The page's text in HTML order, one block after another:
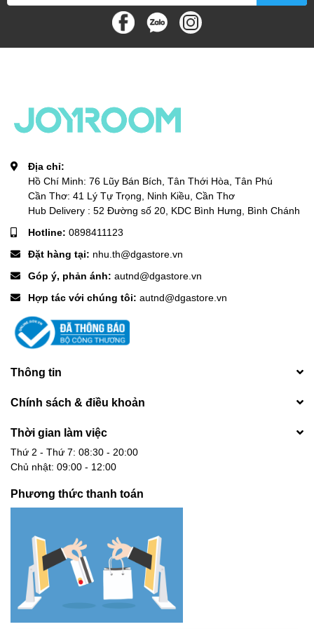
Thời gian sạc: khoảng 2h
Thời gian chờ (kết nối): khoảng 30 ngày
Đầu vào sạc: 5V ⎓500mA
Chất liệu dây đeo: silicone tặng kèm dây kim loại
Kích thước cổ tay áp dụng:47.5*11.3mm
Chất liệu thân máy: vỏ trên: hợp kim kẽm; vỏ cơ sở: PC + ABS
Trọng lượng: khoảng 63g
Sản xuất tại Trung Quốc
3. HÌNH ẢNH SẢN PHẨM
Địa chỉ:
Hồ Chí Minh: 76 Lũy Bán Bích, Tân Thới Hòa, Tân Phú
Cần Thơ: 41 Lý Tự Trọng, Ninh Kiều, Cần Thơ
Hub Delivery : 52 Đường số 20, KDC Bình Hưng, Bình Chánh
Hotline: 0898411123
Đặt hàng tại: nhu.th@dgastore.vn
Góp ý, phản ánh: autnd@dgastore.vn
Hợp tác với chúng tôi: autnd@dgastore.vn
Thông tin
Chính sách & điều khoản
Thời gian làm việc
Thứ 2 - Thứ 7: 08:30 - 20:00
Chủ nhật: 09:00 - 12:00
Phương thức thanh toán